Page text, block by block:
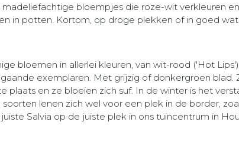
bloempjes die roze-wit verkleuren
in potten. Kortom, op droge plekken of in goed
bloemen in allerlei kleuren, van wit-rood ('Hot
exemplaren. Met grijzig of donkergroen
plaats en ze bloeien zich suf. In de winter is het
lenen zich wel voor een plek in de border,
Salvia op de juiste plek in ons tuincentrum in